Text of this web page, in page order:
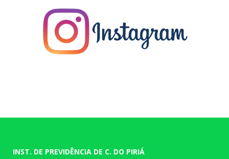
INST. DE PREVIDÊNCIA DE C. DO PIRIÁ